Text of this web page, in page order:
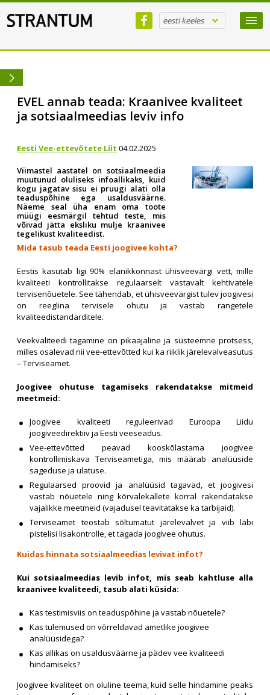
eesti keeles
EVEL annab teada: Kraanivee kvaliteet
ja sotsiaalmeedias leviv info
Eesti Vee-ettevõtete Liit 04.02.2025
Viimastel aastatel on sotsiaalmeedia
muutunud oluliseks infoallikaks, kuid
kogu jagatav sisu ei pruugi alati olla
teaduspõhine ega usaldusväärne.
Näeme seal üha enam oma toote
müügi eesmärgil tehtud teste, mis
võivad jätta eksliku mulje kraanivee
tegelikust kvaliteedist.
Mida tasub teada Eesti joogivee kohta?
Eestis kasutab ligi 90% elanikkonnast ühisveevärgi vett, mille
kvaliteeti kontrollitakse regulaarselt vastavalt kehtivatele
tervisenõuetele. See tähendab, et ühisveevärgist tulev joogivesi
on reeglina tervisele ohutu ja vastab rangetele
kvaliteedistandarditele.
Veekvaliteedi tagamine on pikaajaline ja süsteemne protsess,
milles osalevad nii vee-ettevõtted kui ka riiklik järelevalveasutus
– Terviseamet.
Joogivee ohutuse tagamiseks rakendatakse mitmeid
meetmeid:
Joogivee kvaliteeti reguleerivad Euroopa Liidu
joogiveedirektiiv ja Eesti veeseadus.
Vee-ettevõtted peavad kooskõlastama joogivee
kontrollimiskava Terviseametiga, mis määrab analüüside
sageduse ja ulatuse.
Regulaarsed proovid ja analüüsid tagavad, et joogivesi
vastab nõuetele ning kõrvalekallete korral rakendatakse
vajalikke meetmeid (vajadusel teavitatakse ka tarbijaid).
Terviseamet teostab sõltumatut järelevalvet ja viib läbi
pistelisi lisakontrolle, et tagada joogivee ohutus.
Kuidas hinnata sotsiaalmeedias levivat infot?
Kui sotsiaalmeedias levib infot, mis seab kahtluse alla
kraanivee kvaliteedi, tasub alati küsida:
Kas testimisviis on teaduspõhine ja vastab nõuetele?
Kas tulemused on võrreldavad ametlike joogivee
analüüsidega?
Kas allikas on usaldusväärne ja pädev vee kvaliteedi
hindamiseks?
Joogivee kvaliteet on oluline teema, kuid selle hindamine peaks